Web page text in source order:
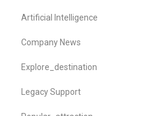
Artificial Intelligence
Company News
Explore_destination
Legacy Support